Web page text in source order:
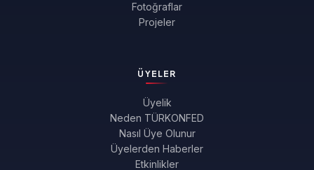
Fotoğraflar
Projeler
ÜYELER
Üyelik
Neden TÜRKONFED
Nasıl Üye Olunur
Üyelerden Haberler
Etkinlikler